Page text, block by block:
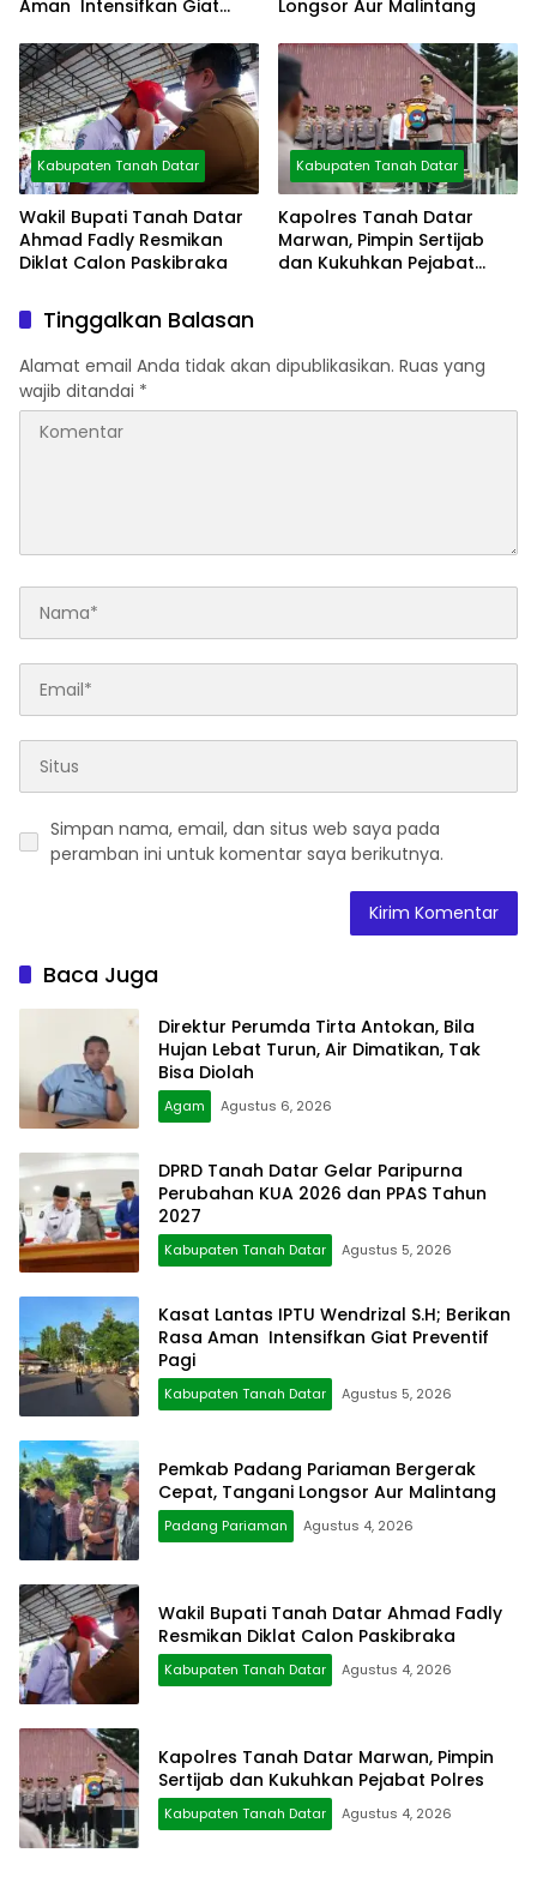
Aman Intensifkan Giat
Longsor Aur Malintang
Kabupaten Tanah Datar
Wakil Bupati Tanah Datar
Ahmad Fadly Resmikan
Diklat Calon Paskibraka
Kabupaten Tanah Datar
Kapolres Tanah Datar
Marwan, Pimpin Sertijab
dan Kukuhkan Pejabat
Tinggalkan Balasan
Alamat email Anda tidak akan dipublikasikan. Ruas yang
wajib ditandai *
Simpan nama, email, dan situs web saya pada
peramban ini untuk komentar saya berikutnya.
Baca Juga
Direktur Perumda Tirta Antokan, Bila
Hujan Lebat Turun, Air Dimatikan, Tak
Bisa Diolah
Agam Agustus 6, 2026
DPRD Tanah Datar Gelar Paripurna
Perubahan KUA 2026 dan PPAS Tahun
2027
Kabupaten Tanah Datar Agustus 5, 2026
Kasat Lantas IPTU Wendrizal S.H; Berikan
Rasa Aman Intensifkan Giat Preventif
Pagi
Kabupaten Tanah Datar Agustus 5, 2026
Pemkab Padang Pariaman Bergerak
Cepat, Tangani Longsor Aur Malintang
Padang Pariaman Agustus 4, 2026
Wakil Bupati Tanah Datar Ahmad Fadly
Resmikan Diklat Calon Paskibraka
Kabupaten Tanah Datar Agustus 4, 2026
Kapolres Tanah Datar Marwan, Pimpin
Sertijab dan Kukuhkan Pejabat Polres
Kabupaten Tanah Datar Agustus 4, 2026